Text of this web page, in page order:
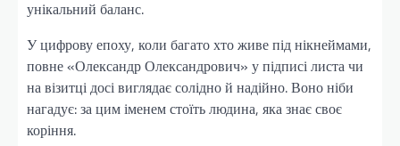
унікальний баланс.
У цифрову епоху, коли багато хто живе під нікнеймами,
повне «Олександр Олександрович» у підписі листа чи
на візитці досі виглядає солідно й надійно. Воно ніби
нагадує: за цим іменем стоїть людина, яка знає своє
коріння.